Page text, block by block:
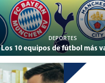
DEPORTES
Los 10 equipos de fútbol más